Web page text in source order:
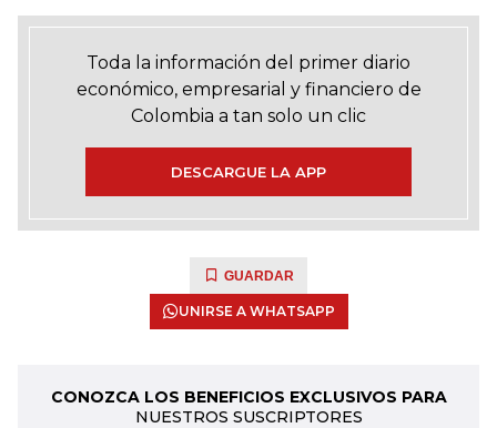
Toda la información del primer diario
económico, empresarial y financiero de
Colombia a tan solo un clic
DESCARGUE LA APP
GUARDAR
UNIRSE A WHATSAPP
CONOZCA LOS BENEFICIOS EXCLUSIVOS PARA
NUESTROS SUSCRIPTORES